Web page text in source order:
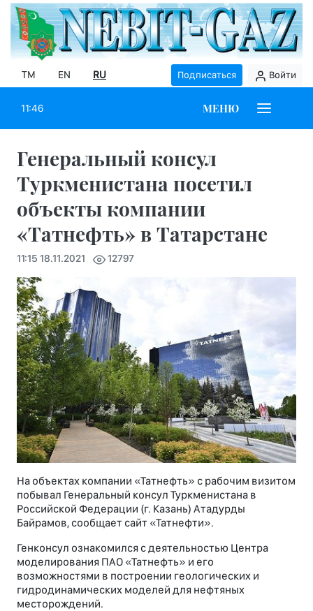
TM EN RU Подписаться Войти
11:46 МЕНЮ
Генеральный консул
Туркменистана посетил
объекты компании
«Татнефть» в Татарстане
11:15 18.11.2021 12797
На объектах компании «Татнефть» с рабочим визитом
побывал Генеральный консул Туркменистана в
Российской Федерации (г. Казань) Атадурды
Байрамов, сообщает сайт «Татнефти».
Генконсул ознакомился с деятельностью Центра
моделирования ПАО «Татнефть» и его
возможностями в построении геологических и
гидродинамических моделей для нефтяных
месторождений.